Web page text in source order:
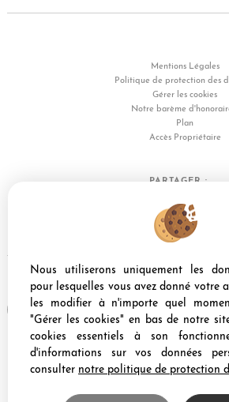
Mentions Légales
Politique de protection des
Gérer les cookies
Notre barème
Plan
Accès Propriétaire
PARTAGER :
Afin de vous offrir un confort de lecture
tablette ou votre smartphone, notre site
différents types
Logiciel
Nous utiliserons uniquement les
pour lesquelles vous avez donné votre
les modifier à n'importe quel
"Gérer les cookies" en bas de notre
cookies essentiels à son
d'informations sur vos données
consulter notre politique de protection